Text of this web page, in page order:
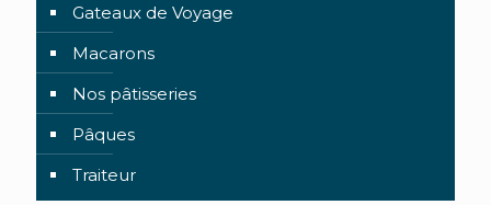
Gateaux de Voyage
Macarons
Nos pâtisseries
Pâques
Traiteur